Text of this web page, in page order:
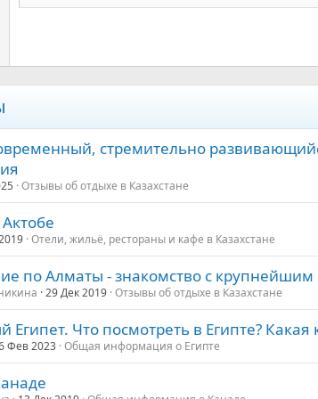
Times New Roman
стремительно
Отзывы об отдыхе в Казахстане
Отели, жильё, рестораны и кафе в Казахстане
по Алматы - знакомство с крупнейшим
29 Дек 2019 Отзывы об отдыхе в Казахстане
Египет. Что посмотреть в Египте? Какая
Фев 2023 Общая информация о Египте